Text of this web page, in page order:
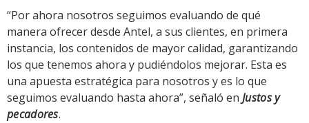
“Por ahora nosotros seguimos evaluando de qué
manera ofrecer desde Antel, a sus clientes, en primera
instancia, los contenidos de mayor calidad, garantizando
los que tenemos ahora y pudiéndolos mejorar. Esta es
una apuesta estratégica para nosotros y es lo que
seguimos evaluando hasta ahora”, señaló en Justos y
pecadores.